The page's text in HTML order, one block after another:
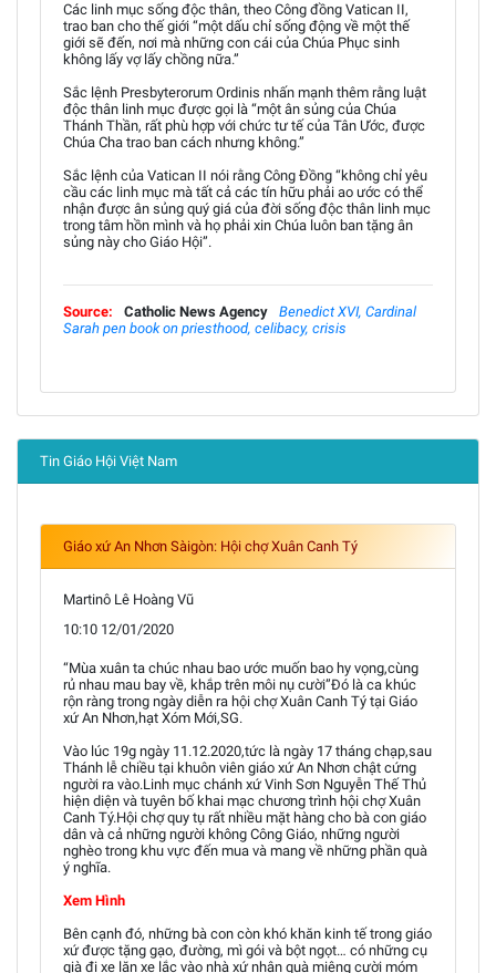
Các linh mục sống độc thân, theo Công đồng Vatican II,
trao ban cho thế giới “một dấu chỉ sống động về một thế
giới sẽ đến, nơi mà những con cái của Chúa Phục sinh
không lấy vợ lấy chồng nữa.”
Sắc lệnh Presbyterorum Ordinis nhấn mạnh thêm rằng luật
độc thân linh mục được gọi là “một ân sủng của Chúa
Thánh Thần, rất phù hợp với chức tư tế của Tân Ước, được
Chúa Cha trao ban cách nhưng không.”
Sắc lệnh của Vatican II nói rằng Công Đồng “không chỉ yêu
cầu các linh mục mà tất cả các tín hữu phải ao ước có thể
nhận được ân sủng quý giá của đời sống độc thân linh mục
trong tâm hồn mình và họ phải xin Chúa luôn ban tặng ân
sủng này cho Giáo Hội”.
Source: Catholic News Agency
Benedict XVI, Cardinal
Sarah pen book on priesthood, celibacy, crisis
Tin Giáo Hội Việt Nam
Giáo xứ An Nhơn Sàigòn: Hội chợ Xuân Canh Tý
Martinô Lê Hoàng Vũ
10:10 12/01/2020
“Mùa xuân ta chúc nhau bao ước muốn bao hy vọng,cùng
rủ nhau mau bay về, khắp trên môi nụ cười”Đó là ca khúc
rộn ràng trong ngày diễn ra hội chợ Xuân Canh Tý tại Giáo
xứ An Nhơn,hạt Xóm Mới,SG.
Vào lúc 19g ngày 11.12.2020,tức là ngày 17 tháng chạp,sau
Thánh lễ chiều tại khuôn viên giáo xứ An Nhơn chật cứng
người ra vào.Linh mục chánh xứ Vinh Sơn Nguyễn Thế Thủ
hiện diện và tuyên bố khai mạc chương trình hội chợ Xuân
Canh Tý.Hội chợ quy tụ rất nhiều mặt hàng cho bà con giáo
dân và cả những người không Công Giáo, những người
nghèo trong khu vực đến mua và mang về những phần quà
ý nghĩa.
Xem Hình
Bên cạnh đó, những bà con còn khó khăn kinh tế trong giáo
xứ được tặng gạo, đường, mì gói và bột ngọt… có những cụ
già đi xe lăn xe lắc vào nhà xứ nhận quà miệng cười móm